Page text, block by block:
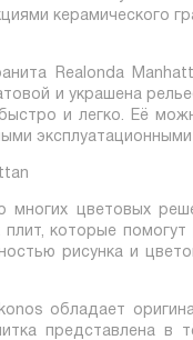
керамического
Realonda
и украшена
и легко. Её
многих цветовых
которые
рисунка и
обладает
представлена